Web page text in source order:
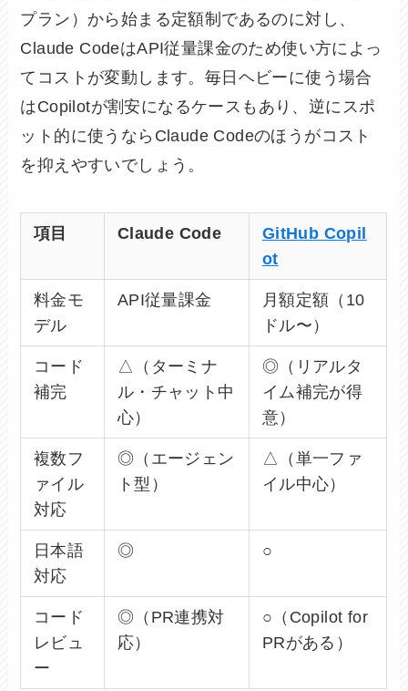
プラン）から始まる定額制であるのに対し、
Claude CodeはAPI従量課金のため使い方によっ
てコストが変動します。毎日ヘビーに使う場合
はCopilotが割安になるケースもあり、逆にスポ
ット的に使うならClaude Codeのほうがコスト
を抑えやすいでしょう。
項目 Claude Code
GitHub Copil
ot
料金モ
デル
API従量課金
月額定額（10
ドル〜）
コード
補完
△（ターミナ
ル・チャット中
心）
◎（リアルタ
イム補完が得
意）
複数フ
ァイル
対応
◎（エージェン
ト型）
△（単一ファ
イル中心）
日本語
対応
◎ ○
コード
レビュ
ー
◎（PR連携対
応）
○（Copilot for
PRがある）